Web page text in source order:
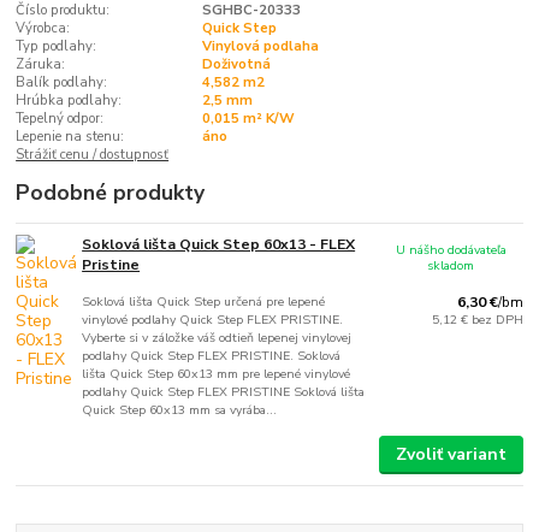
Číslo produktu:
SGHBC-20333
Výrobca:
Quick Step
Typ podlahy:
Vinylová podlaha
Záruka:
Doživotná
Balík podlahy:
4,582 m2
Hrúbka podlahy:
2,5 mm
Tepelný odpor:
0,015 m² K/W
Lepenie na stenu:
áno
Strážiť cenu / dostupnosť
Podobné produkty
Soklová lišta Quick Step 60x13 - FLEX
Pristine
Soklová lišta Quick Step určená pre lepené
vinylové podlahy Quick Step FLEX PRISTINE.
Vyberte si v záložke váš odtieň lepenej vinylovej
podlahy Quick Step FLEX PRISTINE. Soklová
lišta Quick Step 60x13 mm pre lepené vinylové
podlahy Quick Step FLEX PRISTINE Soklová lišta
Quick Step 60x13 mm sa vyrába...
6,30 €/bm
5,12 € bez DPH
U nášho dodávateľa
skladom
Zvoliť variant